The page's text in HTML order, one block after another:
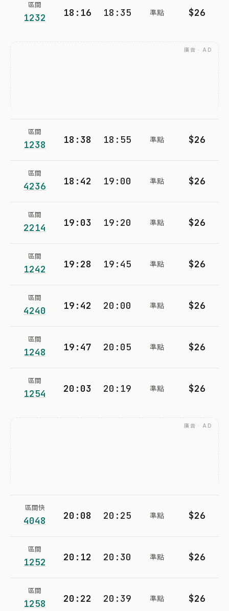
區間
1232 18:16 18:35 準點 $26
廣告 · AD
區間
1238 18:38 18:55 準點 $26
區間
4236 18:42 19:00 準點 $26
區間
2214 19:03 19:20 準點 $26
區間
1242 19:28 19:45 準點 $26
區間
4240 19:42 20:00 準點 $26
區間
1248 19:47 20:05 準點 $26
區間
1254 20:03 20:19 準點 $26
廣告 · AD
區間快
4048 20:08 20:25 準點 $26
區間
1252 20:12 20:30 準點 $26
區間
1258 20:22 20:39 準點 $26